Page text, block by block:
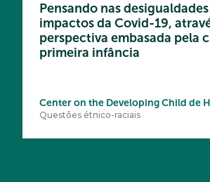
Pensando nas
impactos da Covid-19,
perspectiva embasada pela
primeira infância
Center on the Developing Child de
Questões étnico-raciais